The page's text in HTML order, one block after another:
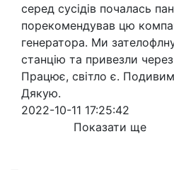
серед сусідів почалась
порекомендував цю
генератора. Ми
станцію та привезли
Працює, світло є.
Дякую.
2022-10-11 17:25:42
Показати ще